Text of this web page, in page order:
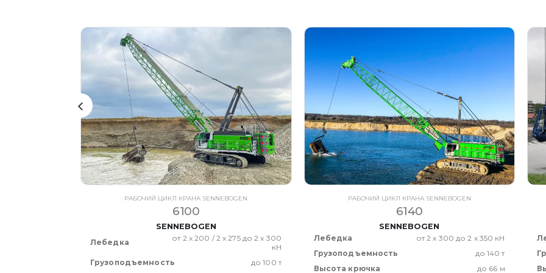
РАБОЧИЙ ЦИКЛ КРАНА SENNEBOGEN
6100
SENNEBOGEN
Лебедка
от 2 x 200 / 2 x 275 до 2 x 300
кН
Грузоподъемность
до 100 т
РАБОЧИЙ ЦИКЛ КРАНА SENNEBOGEN
6140
SENNEBOGEN
Лебедка
от 2 x 300 до 2 x 350 кН
Грузоподъемность
до 140 т
Высота крючка
до 66 м